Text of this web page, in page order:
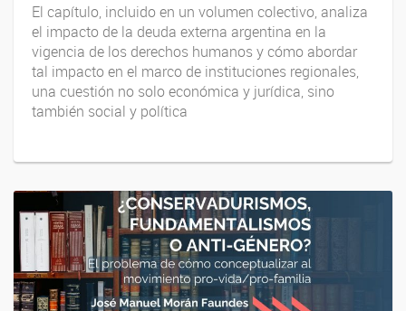
El capítulo, incluido en un volumen colectivo, analiza
el impacto de la deuda externa argentina en la
vigencia de los derechos humanos y cómo abordar
tal impacto en el marco de instituciones regionales,
una cuestión no solo económica y jurídica, sino
también social y política